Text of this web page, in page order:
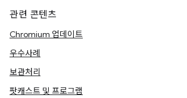
관련 콘텐츠
Chromium 업데이트
우수사례
보관처리
팟캐스트 및 프로그램